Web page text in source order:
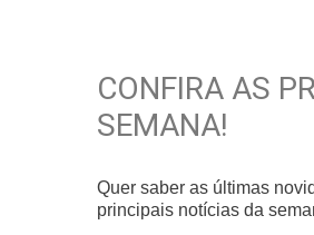
CONFIRA AS
SEMANA!
Quer saber as últimas
principais notícias da